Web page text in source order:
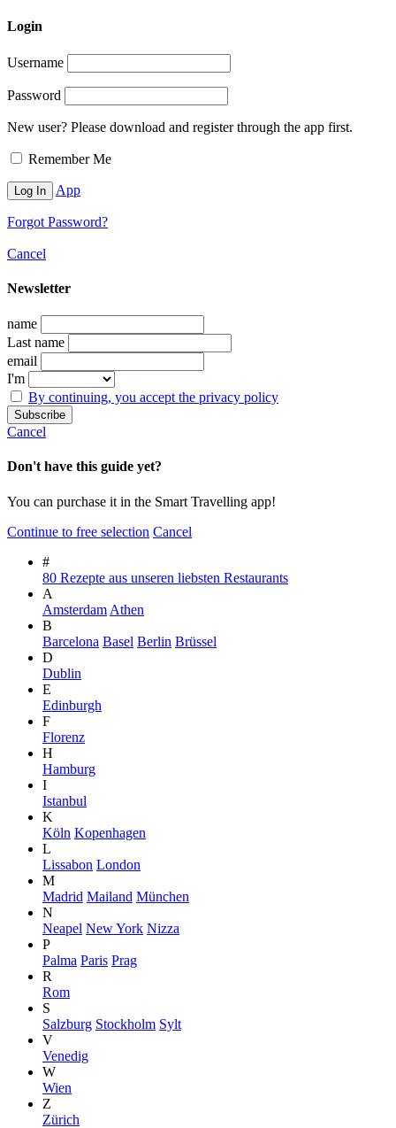
Login
Username
Password
New user? Please download and register through the app first.
Remember Me
App
Forgot Password?
Cancel
Newsletter
name
Last name
email
I'm
By continuing, you accept the privacy policy
Cancel
Don't have this guide yet?
You can purchase it in the Smart Travelling app!
Continue to free selection Cancel
#
80 Rezepte aus unseren liebsten Restaurants
A
Amsterdam Athen
B
Barcelona Basel Berlin Brüssel
D
Dublin
E
Edinburgh
F
Florenz
H
Hamburg
I
Istanbul
K
Köln Kopenhagen
L
Lissabon London
M
Madrid Mailand München
N
Neapel New York Nizza
P
Palma Paris Prag
R
Rom
S
Salzburg Stockholm Sylt
V
Venedig
W
Wien
Z
Zürich